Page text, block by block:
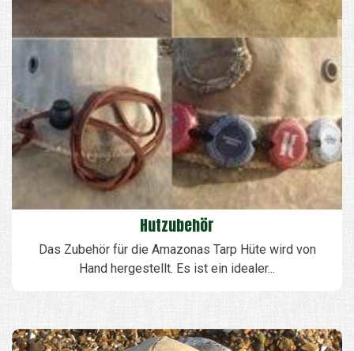
Hutzubehör
Das Zubehör für die Amazonas Tarp Hüte wird von
Hand hergestellt. Es ist ein idealer...